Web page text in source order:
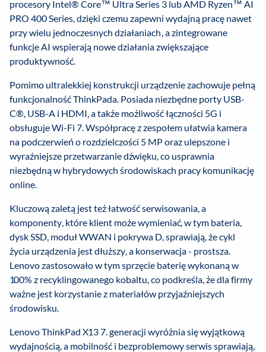
procesory Intel® Core™ Ultra Series 3 lub AMD Ryzen™ AI
PRO 400 Series, dzięki czemu zapewni wydajną pracę nawet
przy wielu jednoczesnych działaniach, a zintegrowane
funkcje AI wspierają nowe działania zwiększające
produktywność.
Pomimo ultralekkiej konstrukcji urządzenie zachowuje pełną
funkcjonalność ThinkPada. Posiada niezbędne porty USB-
C®, USB-A i HDMI, a także możliwość łączności 5G i
obsługuje Wi-Fi 7. Współpracę z zespołem ułatwia kamera
na podczerwień o rozdzielczości 5 MP oraz ulepszone i
wyraźniejsze przetwarzanie dźwięku, co usprawnia
niezbędną w hybrydowych środowiskach pracy komunikację
online.
Kluczową zaletą jest też łatwość serwisowania, a
komponenty, które klient może wymieniać, w tym bateria,
dysk SSD, moduł WWAN i pokrywa D, sprawiają, że cykl
życia urządzenia jest dłuższy, a konserwacja - prostsza.
Lenovo zastosowało w tym sprzęcie baterię wykonaną w
100% z recyklingowanego kobaltu, co podkreśla, że dla firmy
ważne jest korzystanie z materiałów przyjaźniejszych
środowisku.
Lenovo ThinkPad X13 7. generacji wyróżnia się wyjątkową
wydajnością, a mobilność i bezproblemowy serwis sprawiają,